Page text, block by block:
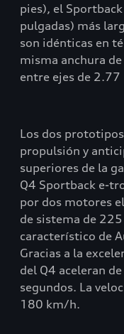
pies), el
pulgadas) más
son idénticas en
misma anchura
entre ejes de
Los dos
propulsión y
superiores de la
Q4 Sportback e-
por dos motores
de sistema de
característico de
Gracias a la
del Q4 aceleran
segundos. La
180 km/h.